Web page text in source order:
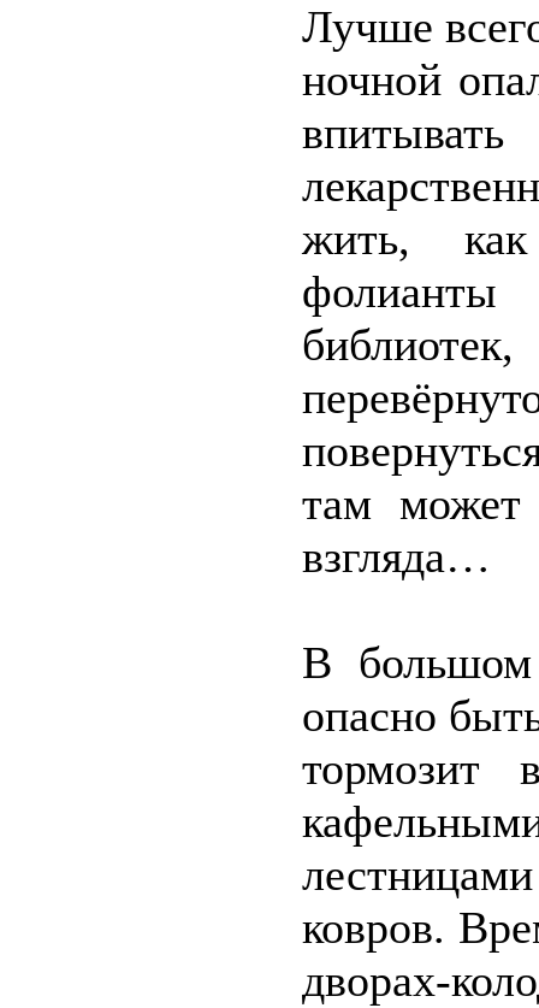
Лучше
ночной
жить, как
фолианты
там может
взгляда…
В
опасно
тормозит
ковров.
дворах-